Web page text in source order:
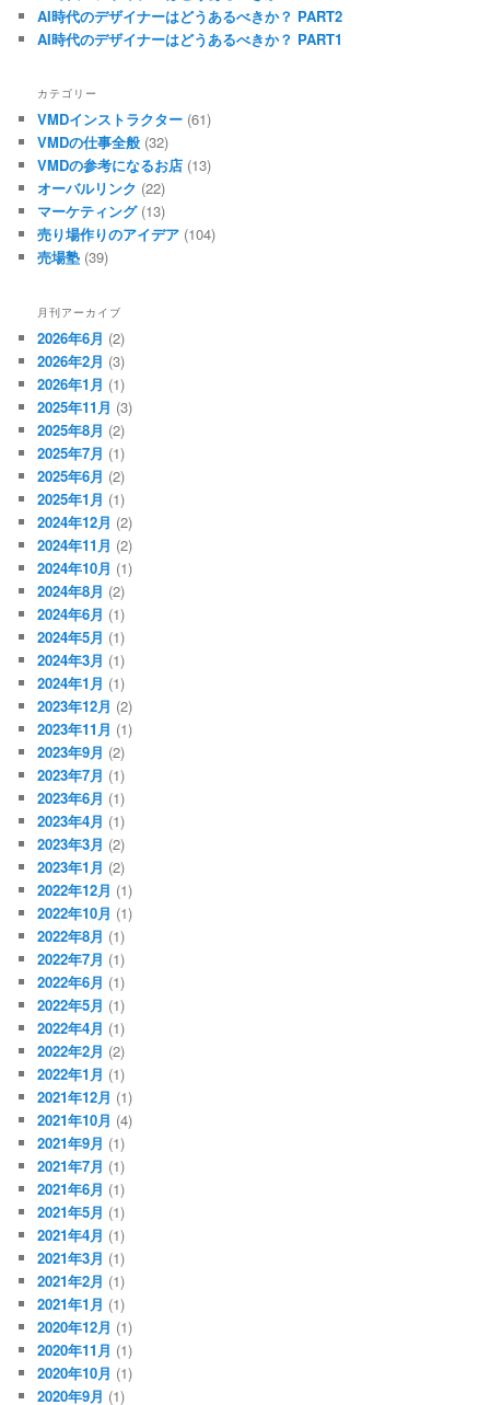
AI時代のデザイナーはどうあるべきか？ PART2
AI時代のデザイナーはどうあるべきか？ PART1
カテゴリー
VMDインストラクター (61)
VMDの仕事全般 (32)
VMDの参考になるお店 (13)
オーバルリンク (22)
マーケティング(13)
売り場作りのアイデア (104)
売場塾 (39)
月刊アーカイブ
2026年6月 (2)
2026年2月 (3)
2026年1月 (1)
2025年11月 (3)
2025年8月 (2)
2025年7月 (1)
2025年6月 (2)
2025年1月 (1)
2024年12月 (2)
2024年11月 (2)
2024年10月 (1)
2024年8月 (2)
2024年6月 (1)
2024年5月 (1)
2024年3月 (1)
2024年1月 (1)
2023年12月 (2)
2023年11月 (1)
2023年9月 (2)
2023年7月 (1)
2023年6月 (1)
2023年4月 (1)
2023年3月 (2)
2023年1月 (2)
2022年12月 (1)
2022年10月 (1)
2022年8月 (1)
2022年7月 (1)
2022年6月 (1)
2022年5月 (1)
2022年4月 (1)
2022年2月 (2)
2022年1月 (1)
2021年12月 (1)
2021年10月 (4)
2021年9月 (1)
2021年7月 (1)
2021年6月 (1)
2021年5月 (1)
2021年4月 (1)
2021年3月 (1)
2021年2月 (1)
2021年1月 (1)
2020年12月 (1)
2020年11月 (1)
2020年10月 (1)
2020年9月 (1)